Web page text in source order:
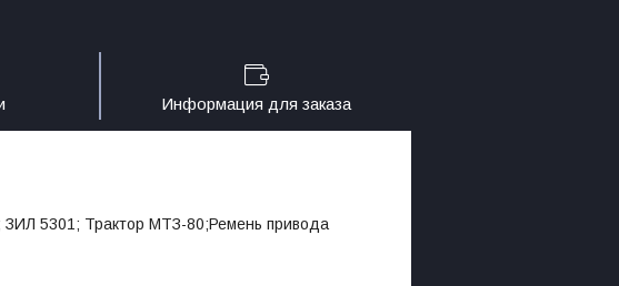
Информация для заказа
5301; Трактор МТЗ-80;Ремень привода